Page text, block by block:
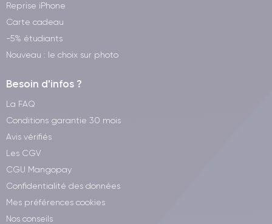
Reprise iPhone
Carte cadeau
-5% étudiants
Nouveau : le choix sur photo
Besoin d'infos ?
La FAQ
Conditions garantie 30 mois
Avis vérifiés
Les CGV
CGU Mangopay
Confidentialité des données
Mes préférences cookies
Nos conseils